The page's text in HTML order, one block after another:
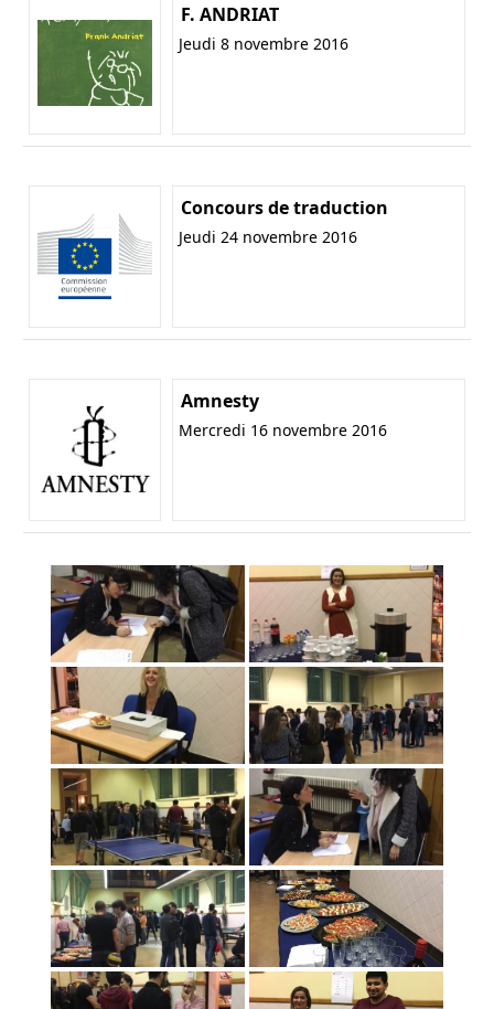
F. ANDRIAT
Jeudi 8 novembre 2016
Concours de traduction
Jeudi 24 novembre 2016
Amnesty
Mercredi 16 novembre 2016